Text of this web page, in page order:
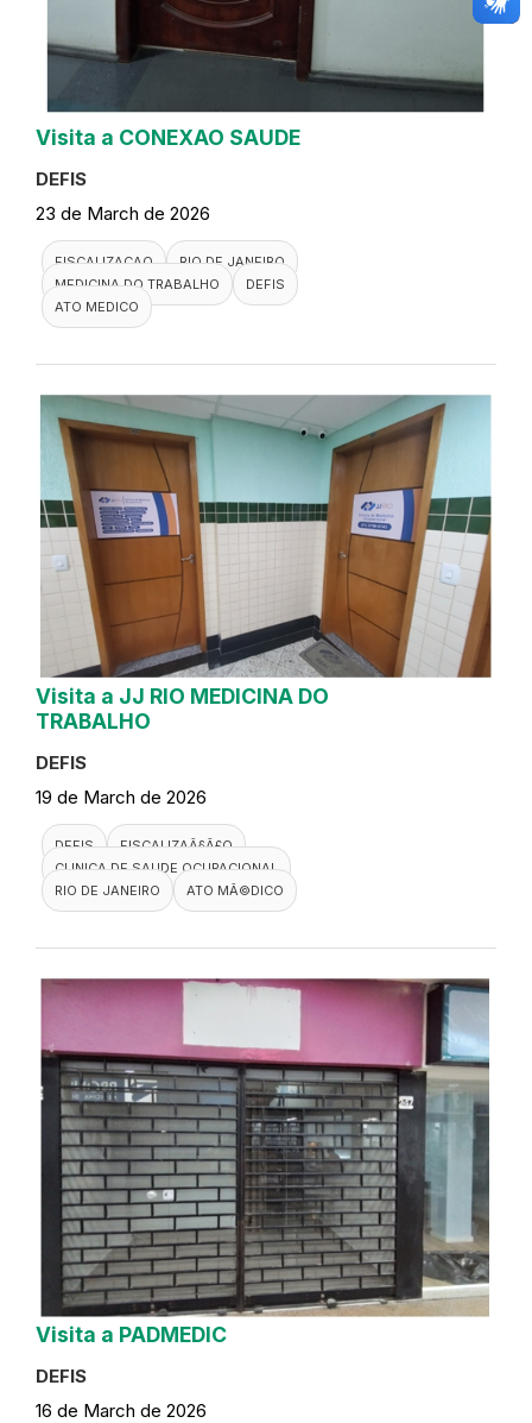
Visita a CONEXAO SAUDE
DEFIS
23 de March de 2026
FISCALIZACAO
RIO DE JANEIRO
MEDICINA DO TRABALHO
DEFIS
ATO MEDICO
Visita a JJ RIO MEDICINA DO
TRABALHO
DEFIS
19 de March de 2026
DEFIS
FISCALIZAÃ§Ã£O
CLINICA DE SAUDE OCUPACIONAL
RIO DE JANEIRO
ATO MÃ©DICO
Visita a PADMEDIC
DEFIS
16 de March de 2026